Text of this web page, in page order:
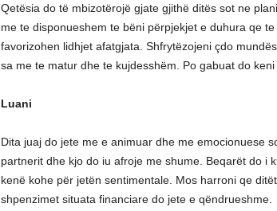
Qetësia do të mbizotërojë gjate gjithë ditës sot ne
me te disponueshem te bëni përpjekjet e duhura qe
favorizohen lidhjet afatgjata. Shfrytëzojeni çdo
sa me te matur dhe te kujdesshëm. Po gabuat do keni
Luani
Dita juaj do jete me e animuar dhe me emocionuese
partnerit dhe kjo do iu afroje me shume. Beqarët do i
kenë kohe për jetën sentimentale. Mos harroni qe
shpenzimet situata financiare do jete e qëndrueshme.